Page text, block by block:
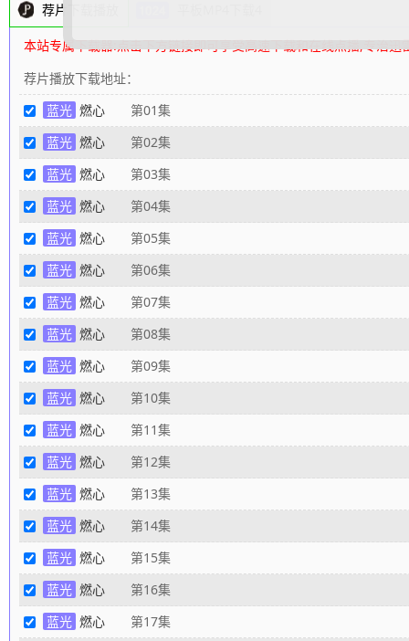
荐片下载播放
本站专属下载器:点击下方链接即可享受高速下载和在线点播,专治迅
荐片播放下载地址：
蓝光 燃心 第01集
蓝光 燃心 第02集
蓝光 燃心 第03集
蓝光 燃心 第04集
蓝光 燃心 第05集
蓝光 燃心 第06集
蓝光 燃心 第07集
蓝光 燃心 第08集
蓝光 燃心 第09集
蓝光 燃心 第10集
蓝光 燃心 第11集
蓝光 燃心 第12集
蓝光 燃心 第13集
蓝光 燃心 第14集
蓝光 燃心 第15集
蓝光 燃心 第16集
蓝光 燃心 第17集